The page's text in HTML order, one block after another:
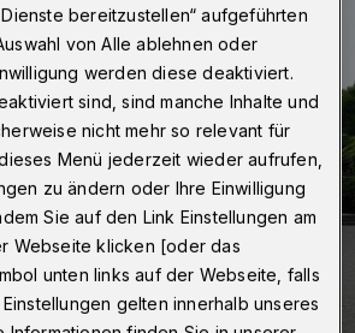
bereitzustellen“ aufgeführten
von Alle ablehnen oder
werden diese deaktiviert.
sind, sind manche Inhalte und
nicht mehr so relevant für
Menü jederzeit wieder aufrufen,
zu ändern oder Ihre Einwilligung
Sie auf den Link Einstellungen am
Webseite klicken [oder das
unten links auf der Webseite, falls
gelten innerhalb unseres